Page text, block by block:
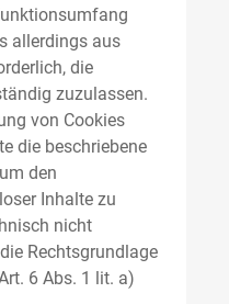
allerdings aus
die
zuzulassen.
von Cookies
die beschriebene
den
Inhalte zu
nicht
Rechtsgrundlage
6 Abs. 1 lit. a)